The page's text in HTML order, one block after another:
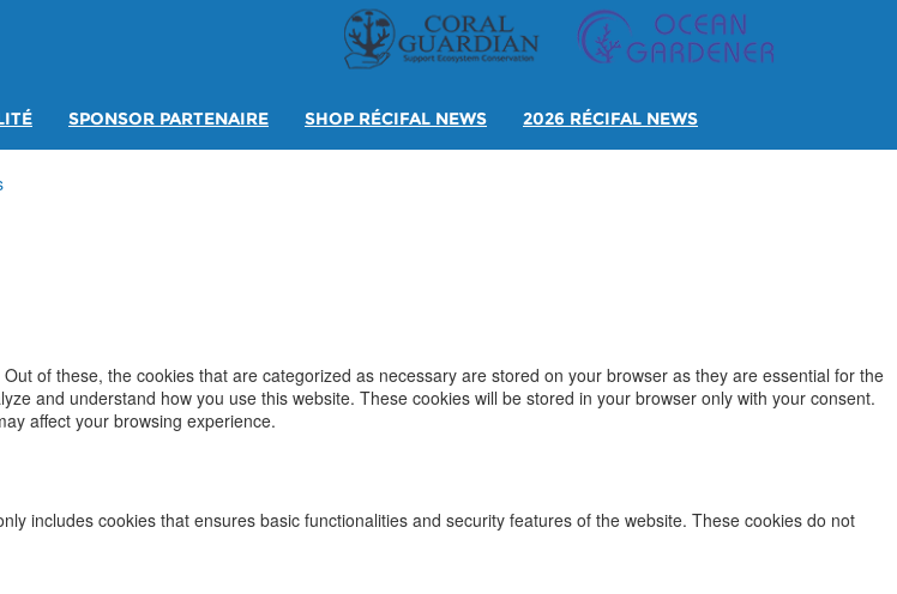
SPONSOR PARTENAIRE SHOP RÉCIFAL NEWS 2026 RÉCIFAL NEWS
of these, the cookies that are categorized as necessary are stored on your browser as they are essential for the
and understand how you use this website. These cookies will be stored in your browser only with your consent.
affect your browsing experience.
includes cookies that ensures basic functionalities and security features of the website. These cookies do not